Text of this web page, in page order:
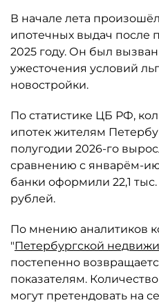
В начале лета
ипотечных выдач после
2025 году. Он был
ужесточения условий
новостройки.
По статистике ЦБ РФ,
ипотек жителям
полугодии 2026-го
сравнению с январём-
банки оформили 22,1
рублей.
По мнению аналитиков
"Петербургской
постепенно
показателям.
могут претендовать на